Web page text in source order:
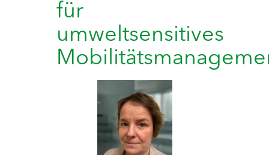
für
umweltsensitives